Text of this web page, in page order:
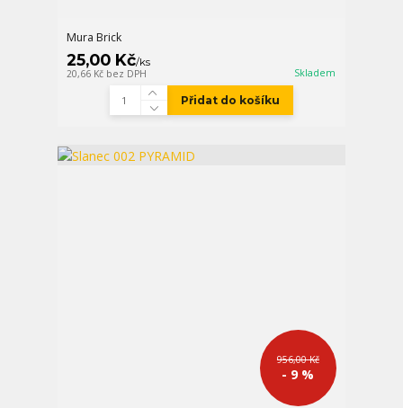
Mura Brick
25,00 Kč/ks
20,66 Kč bez DPH Skladem
Přidat do košíku
956,00 Kč
- 9 %